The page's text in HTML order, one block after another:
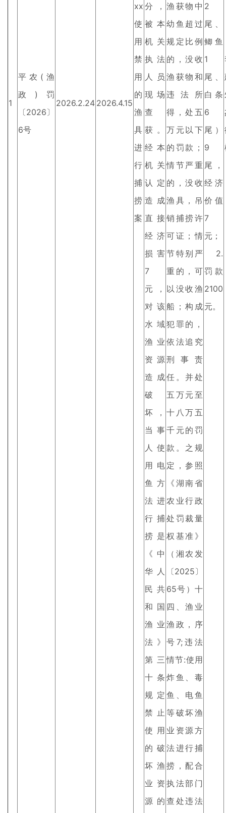
1
平农(渔
政)罚
〔2026〕
6号
2026.2.24 2026.4.15
xx
使
用
禁
用
的
渔
具
进
行
捕
捞
案
分，
被本
机关
执法
人员
现场
查
获。
经本
机关
认定
造成
直接
经济
损害
7
元，
对该
水域
渔业
资源
造成
破
坏，
当事
人使
用电
鱼方
法进
行捕
捞是
《中
华人
民共
和国
渔业
法》
第三
十条
规定
禁止
使用
的破
坏渔
业资
源的
渔获物中
幼鱼超过
规定比例
的，没收
渔获物和
违法所
得，处五
万元以下
的罚款；
情节严重
的，没收
渔具，吊
销捕捞许
可证；情
节特别严
重的，可
以没收渔
船；构成
犯罪的，
依法追究
刑事责
任。并处
五万元至
十八万五
千元的罚
款。之规
定，参照
《湖南省
农业行政
处罚裁量
权基准》
（湘农发
〔2025〕
65号）十
四、渔业
渔政，序
号7;违法
情节:使用
炸鱼、毒
鱼、电鱼
等破坏渔
业资源方
法进行捕
捞，配合
执法部门
查处违法
2
尾、
鲫鱼
1
尾、
白条
6
尾）
9
尾，
经济
价值
7
元；
2.
罚款
2100
元。